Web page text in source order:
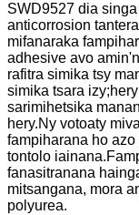
SWD9527 dia
anticorrosion
mifanaraka
adhesive avo
rafitra simika tsy
simika tsara
sarimihetsika
hery.Ny votoaty
fampiharana ho
tontolo
fanasitranana
mitsangana, mora
polyurea.